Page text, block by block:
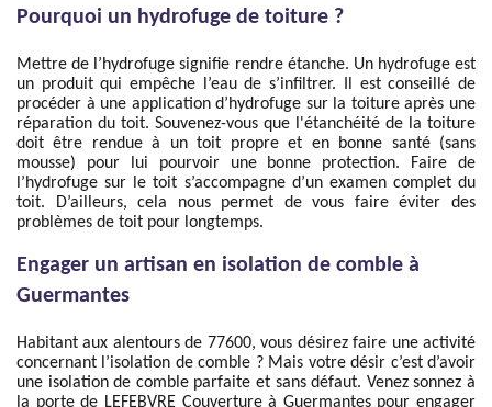
Pourquoi un hydrofuge de toiture ?
Mettre de l’hydrofuge signifie rendre étanche. Un hydrofuge est
un produit qui empêche l’eau de s’infiltrer. Il est conseillé de
procéder à une application d’hydrofuge sur la toiture après une
réparation du toit. Souvenez-vous que l'étanchéité de la toiture
doit être rendue à un toit propre et en bonne santé (sans
mousse) pour lui pourvoir une bonne protection. Faire de
l’hydrofuge sur le toit s’accompagne d’un examen complet du
toit. D’ailleurs, cela nous permet de vous faire éviter des
problèmes de toit pour longtemps.
Engager un artisan en isolation de comble à
Guermantes
Habitant aux alentours de 77600, vous désirez faire une activité
concernant l’isolation de comble ? Mais votre désir c’est d’avoir
une isolation de comble parfaite et sans défaut. Venez sonnez à
la porte de LEFEBVRE Couverture à Guermantes pour engager